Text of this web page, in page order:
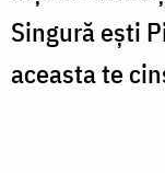
Singură eşti
aceasta te